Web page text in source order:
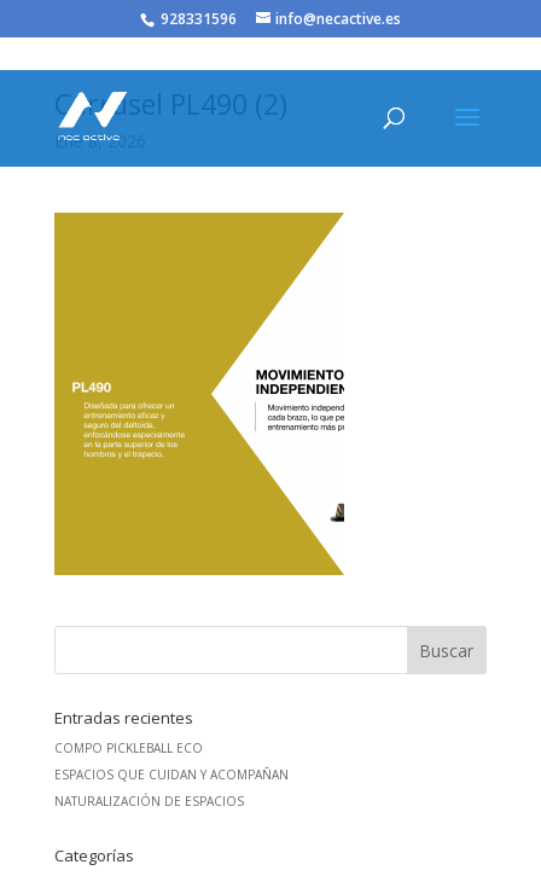
/* JS para menú plegable móvil Divi */
928331596 info@necactive.es
Carrusel PL490 (2)
Ene 8, 2026
Entradas recientes
COMPO PICKLEBALL ECO
ESPACIOS QUE CUIDAN Y ACOMPAÑAN
NATURALIZACIÓN DE ESPACIOS
Categorías